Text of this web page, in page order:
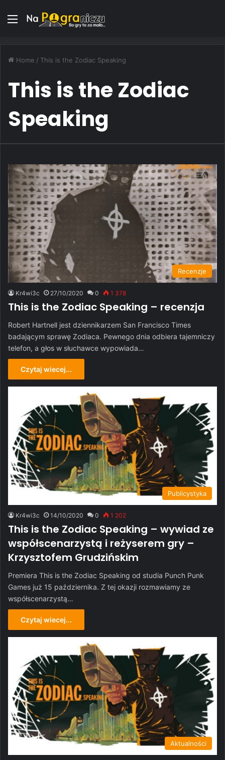
Menu
Home / This is the Zodiac Speaking
This is the Zodiac
Speaking
Recenzje
Kr4wi3c 27/10/2020 0 1 378
This is the Zodiac Speaking – recenzja
Robert Hartnell jest dziennikarzem San Francisco Times
badającym sprawę Zodiaca. Pewnego dnia odbiera tajemniczy
telefon, a głos w słuchawce wypowiada…
Czytaj wiecej...
Publicystyka
Kr4wi3c 14/10/2020 0 1 202
This is the Zodiac Speaking – wywiad ze
współscenarzystą i reżyserem gry –
Krzysztofem Grudzińskim
Premiera This is the Zodiac Speaking od studia Punch Punk
Games już 15 października. Z tej okazji rozmawiamy ze
współscenarzystą…
Czytaj wiecej...
Aktualności